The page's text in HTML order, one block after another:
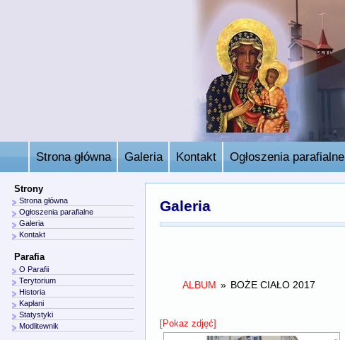
Strona główna Galeria Kontakt Ogłoszenia parafialne
Galeria
ALBUM » BOŻE CIAŁO 2017
[Pokaz zdjęć]
Strony
Strona główna
Ogłoszenia parafialne
Galeria
Kontakt
Parafia
O Parafii
Terytorium
Historia
Kapłani
Statystyki
Modlitewnik